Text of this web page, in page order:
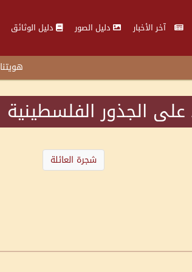
آخر الأخبار دليل الصور دليل الوثائق
هويتنا
الجذور الفلسطينية
شجرة العائلة